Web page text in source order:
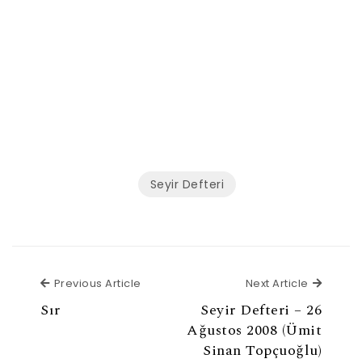
Seyir Defteri
Previous Article
Sır
Next Article Next
Seyir Defteri – 26
Ağustos 2008 (Ümit
Sinan Topçuoğlu)